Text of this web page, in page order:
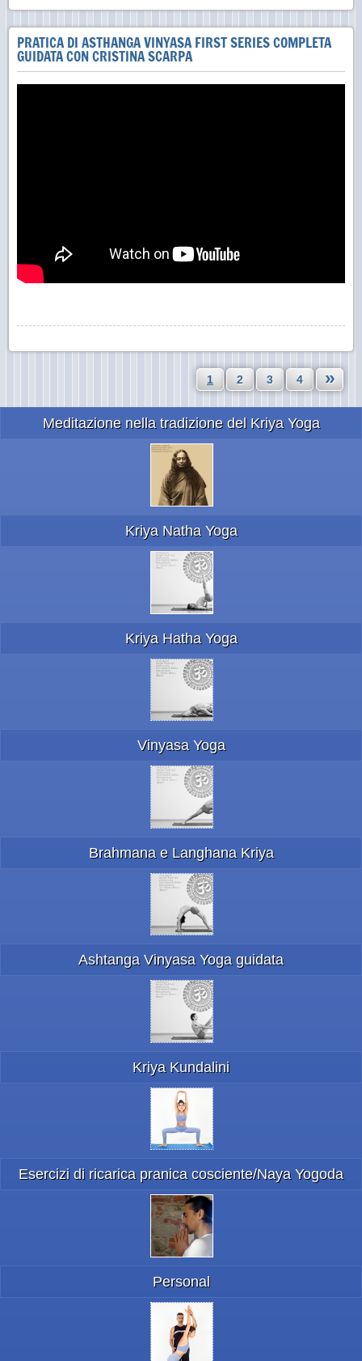
PRATICA DI ASTHANGA VINYASA FIRST SERIES COMPLETA
GUIDATA CON CRISTINA SCARPA
1 2 3 4 »
Meditazione nella tradizione del Kriya Yoga
Kriya Natha Yoga
Kriya Hatha Yoga
Vinyasa Yoga
Brahmana e Langhana Kriya
Ashtanga Vinyasa Yoga guidata
Kriya Kundalini
Esercizi di ricarica pranica cosciente/Naya Yogoda
Personal